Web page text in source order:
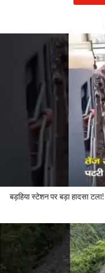
बड़हिया स्टेशन पर बड़ा हादसा